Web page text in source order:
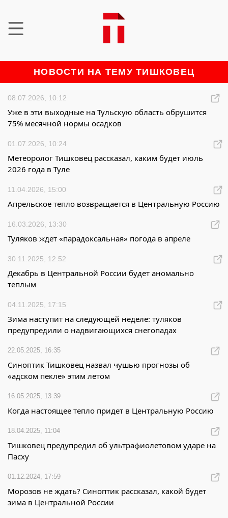
НОВОСТИ НА ТЕМУ ТИШКОВЕЦ
08.07.2026, 10:12
Уже в эти выходные на Тульскую область обрушится
75% месячной нормы осадков
01.07.2026, 10:24
Метеоролог Тишковец рассказал, каким будет июль
2026 года в Туле
11.04.2026, 15:00
Апрельское тепло возвращается в Центральную Россию
16.03.2026, 13:30
Туляков ждет «парадоксальная» погода в апреле
30.11.2025, 12:52
Декабрь в Центральной России будет аномально
теплым
04.11.2025, 17:15
Зима наступит на следующей неделе: туляков
предупредили о надвигающихся снегопадах
22.05.2025, 16:35
Синоптик Тишковец назвал чушью прогнозы об
«адском пекле» этим летом
16.05.2025, 13:39
Когда настоящее тепло придет в Центральную Россию
18.04.2025, 11:04
Тишковец предупредил об ультрафиолетовом ударе на
Пасху
01.12.2024, 17:59
Морозов не ждать? Синоптик рассказал, какой будет
зима в Центральной России